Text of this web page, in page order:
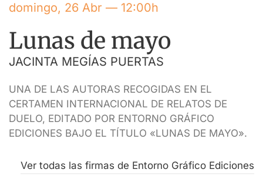
domingo, 26 Abr — 12:00h
Lunas de mayo
JACINTA MEGÍAS PUERTAS
UNA DE LAS AUTORAS RECOGIDAS EN EL
CERTAMEN INTERNACIONAL DE RELATOS DE
DUELO, EDITADO POR ENTORNO GRÁFICO
EDICIONES BAJO EL TÍTULO «LUNAS DE MAYO».
Ver todas las firmas de Entorno Gráfico Ediciones